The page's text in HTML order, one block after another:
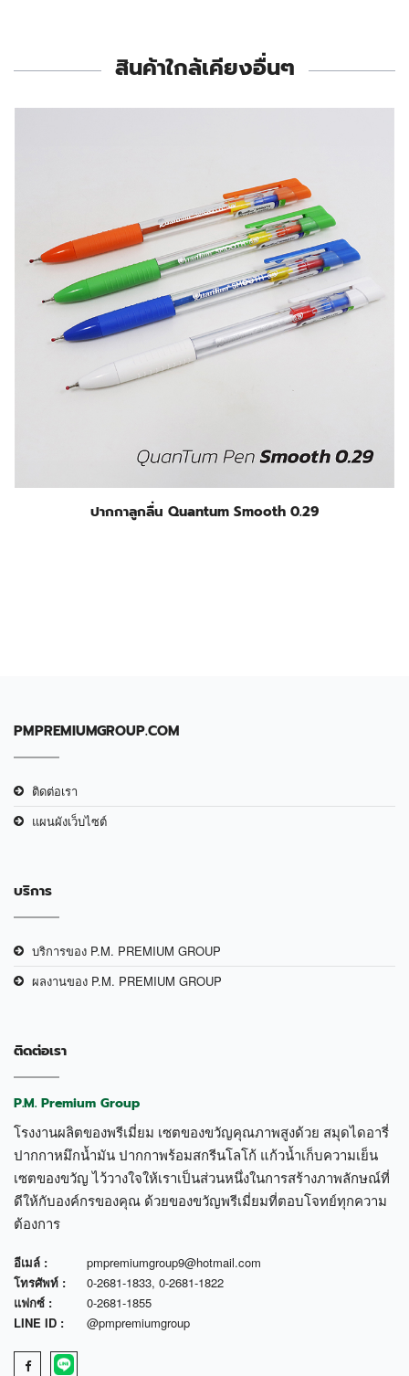
สินค้าใกล้เคียงอื่นๆ
ปากกาลูกลื่น Quantum Smooth 0.29
PMPREMIUMGROUP.COM
ติดต่อเรา
แผนผังเว็บไซต์
บริการ
บริการของ P.M. PREMIUM GROUP
ผลงานของ P.M. PREMIUM GROUP
ติดต่อเรา
P.M. Premium Group
โรงงานผลิตของพรีเมี่ยม เซตของขวัญคุณภาพสูงด้วย สมุดไดอารี่
ปากกาหมึกน้ำมัน ปากกาพร้อมสกรีนโลโก้ แก้วน้ำเก็บความเย็น
เซตของขวัญ ไว้วางใจให้เราเป็นส่วนหนึ่งในการสร้างภาพลักษณ์ที่
ดีให้กับองค์กรของคุณ ด้วยของขวัญพรีเมี่ยมที่ตอบโจทย์ทุกความ
ต้องการ
อีเมล์ :
pmpremiumgroup9@hotmail.com
โทรศัพท์ :
0-2681-1833, 0-2681-1822
แฟกซ์ :
0-2681-1855
LINE ID :
@pmpremiumgroup